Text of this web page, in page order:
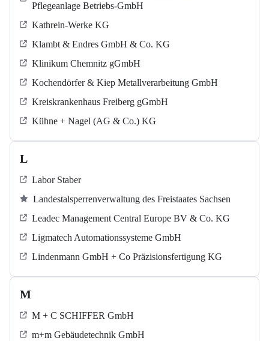
Pflegeanlage Betriebs-GmbH
Kathrein-Werke KG
Klambt & Endres GmbH & Co. KG
Klinikum Chemnitz gGmbH
Kochendörfer & Kiep Metallverarbeitung GmbH
Kreiskrankenhaus Freiberg gGmbH
Kühne + Nagel (AG & Co.) KG
L
Labor Staber
Landestalsperrenverwaltung des Freistaates Sachsen
Leadec Management Central Europe BV & Co. KG
Ligmatech Automationssysteme GmbH
Lindenmann GmbH + Co Präzisionsfertigung KG
M
M + C SCHIFFER GmbH
m+m Gebäudetechnik GmbH